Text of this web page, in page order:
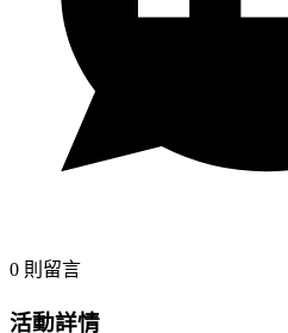
0 則留言
活動詳情